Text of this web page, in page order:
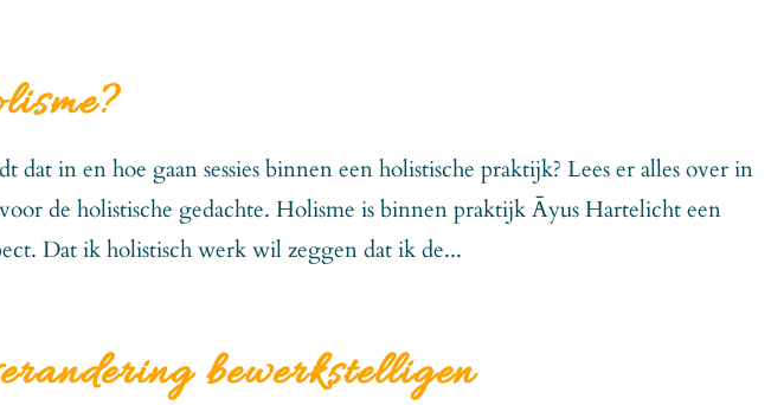
dat in en hoe gaan sessies binnen een holistische praktijk? Lees er alles over in
de holistische gedachte. Holisme is binnen praktijk Āyus Hartelicht een
Dat ik holistisch werk wil zeggen dat ik de...
bewerkstelligen